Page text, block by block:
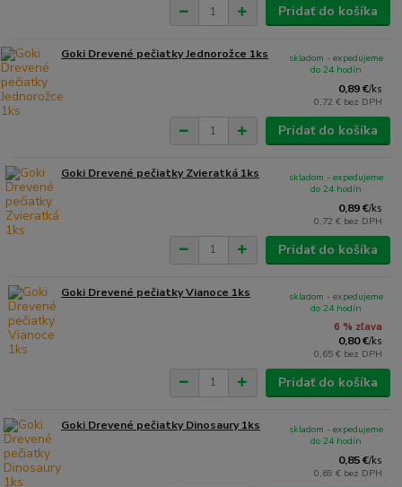
Pridať do košíka
Goki Drevené pečiatky Jednorožce 1ks
0,89 €/ks
0,72 € bez DPH
skladom - expedujeme
do 24 hodín
Pridať do košíka
Goki Drevené pečiatky Zvieratká 1ks
0,89 €/ks
0,72 € bez DPH
skladom - expedujeme
do 24 hodín
Pridať do košíka
Goki Drevené pečiatky Vianoce 1ks
6 % zľava
0,80 €/ks
0,65 € bez DPH
skladom - expedujeme
do 24 hodín
Pridať do košíka
Goki Drevené pečiatky Dinosaury 1ks
0,85 €/ks
0,69 € bez DPH
skladom - expedujeme
do 24 hodín